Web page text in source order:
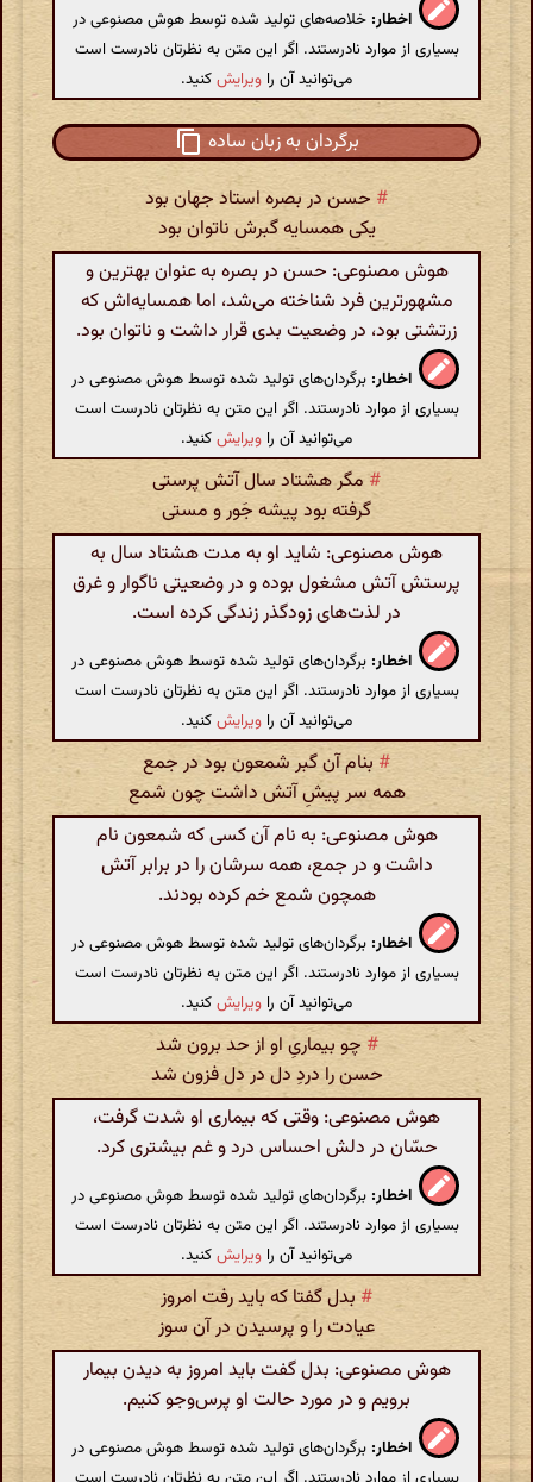
اخطار: خلاصه‌های تولید شده توسط هوش مصنوعی در
بسیاری از موارد نادرستند. اگر این متن به نظرتان نادرست است
می‌توانید آن را ویرایشکنید.
برگردان به زبان ساده
# حسن در بصره استاد جهان بود
یکی همسایه گبرش ناتوان بود
هوش مصنوعی: حسن در بصره به عنوان بهترین و
مشهورترین فرد شناخته می‌شد، اما همسایه‌اش که
زرتشتی بود، در وضعیت بدی قرار داشت و ناتوان بود.
اخطار: برگردان‌های تولید شده توسط هوش مصنوعی در
بسیاری از موارد نادرستند. اگر این متن به نظرتان نادرست است
می‌توانید آن را ویرایشکنید.
#مگر هشتاد سال آتش پرستی
گرفته بود پیشه جَور و مستی
هوش مصنوعی: شاید او به مدت هشتاد سال به
پرستش آتش مشغول بوده و در وضعیتی ناگوار و غرق
در لذت‌های زودگذر زندگی کرده است.
اخطار: برگردان‌های تولید شده توسط هوش مصنوعی در
بسیاری از موارد نادرستند. اگر این متن به نظرتان نادرست است
می‌توانید آن را ویرایشکنید.
# بنام آن گبر شمعون بود در جمع
همه سر پیشِ آتش داشت چون شمع
هوش مصنوعی: به نام آن کسی که شمعون نام
داشت و در جمع، همه سرشان را در برابر آتش
همچون شمع خم کرده بودند.
اخطار: برگردان‌های تولید شده توسط هوش مصنوعی در
بسیاری از موارد نادرستند. اگر این متن به نظرتان نادرست است
می‌توانید آن را ویرایشکنید.
# چو بیماریِ او از حد برون شد
حسن را دردِ دل در دل فزون شد
هوش مصنوعی: وقتی که بیماری او شدت گرفت،
حسّان در دلش احساس درد و غم بیشتری کرد.
اخطار: برگردان‌های تولید شده توسط هوش مصنوعی در
بسیاری از موارد نادرستند. اگر این متن به نظرتان نادرست است
می‌توانید آن را ویرایشکنید.
#بدل گفتا که باید رفت امروز
عیادت را و پرسیدن در آن سوز
هوش مصنوعی: بدل گفت باید امروز به دیدن بیمار
برویم و در مورد حالت او پرس‌وجو کنیم.
اخطار: برگردان‌های تولید شده توسط هوش مصنوعی در